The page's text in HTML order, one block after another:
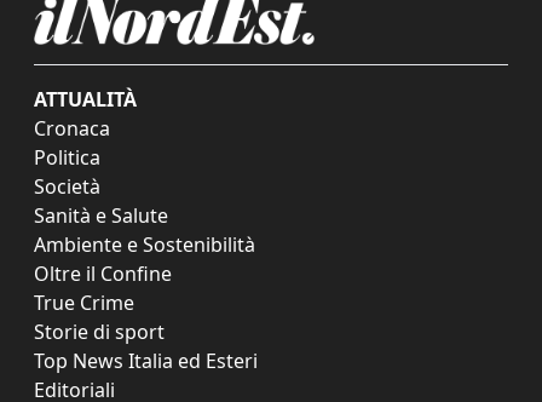
ATTUALITÀ
Cronaca
Politica
Società
Sanità e Salute
Ambiente e Sostenibilità
Oltre il Confine
True Crime
Storie di sport
Top News Italia ed Esteri
Editoriali